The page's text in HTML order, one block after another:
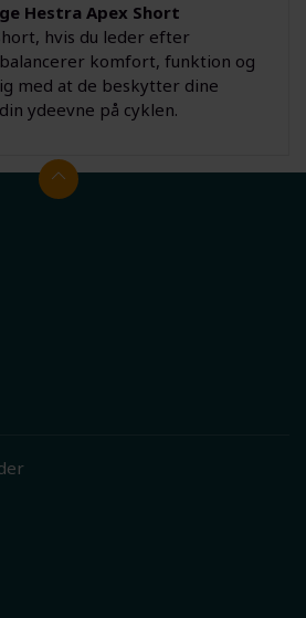
Hestra Apex Short
hvis du leder efter
komfort, funktion og
med at de beskytter dine
ydeevne på cyklen.